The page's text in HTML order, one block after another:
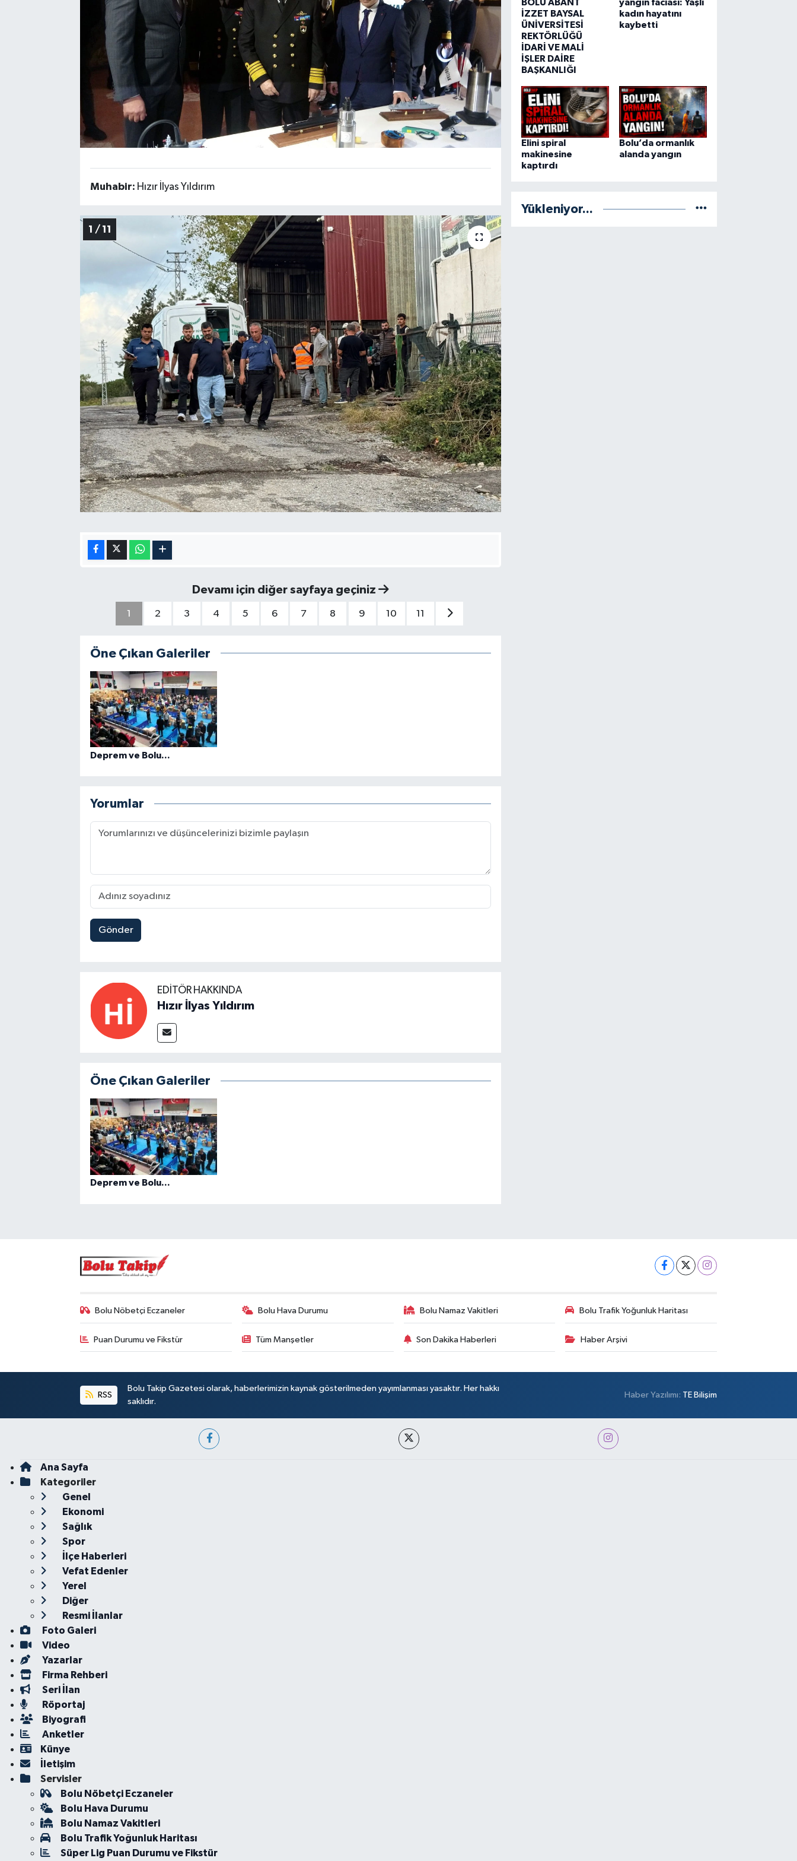
Muhabir: Hızır İlyas Yıldırım
1 / 11
Devamı için diğer sayfaya geçiniz
1 2 3 4 5 6 7 8 9 10 11
Öne Çıkan Galeriler
Deprem ve Bolu...
Yorumlar
Gönder
EDITÖR HAKKINDA
Hızır İlyas Yıldırım
Öne Çıkan Galeriler
Deprem ve Bolu...
BOLU ABANT
İZZET BAYSAL
ÜNİVERSİTESİ
REKTÖRLÜĞÜ
İDARİ VE MALİ
İŞLER DAİRE
BAŞKANLIĞI
yangın faciası: Yaşlı
kadın hayatını
kaybetti
Elini spiral
makinesine
kaptırdı
Bolu’da ormanlık
alanda yangın
Yükleniyor...
Bolu Nöbetçi Eczaneler Bolu Hava Durumu Bolu Namaz Vakitleri Bolu Trafik Yoğunluk Haritası
Puan Durumu ve Fikstür Tüm Manşetler Son Dakika Haberleri Haber Arşivi
RSS
Bolu Takip Gazetesi olarak, haberlerimizin kaynak gösterilmeden yayımlanması yasaktır. Her hakkı
saklıdır.
Haber Yazılımı: TE Bilişim
Ana Sayfa
Kategoriler
Genel
Ekonomi
Sağlık
Spor
İlçe Haberleri
Vefat Edenler
Yerel
Diğer
Resmi İlanlar
Foto Galeri
Video
Yazarlar
Firma Rehberi
Seri İlan
Röportaj
Biyografi
Anketler
Künye
İletişim
Servisler
Bolu Nöbetçi Eczaneler
Bolu Hava Durumu
Bolu Namaz Vakitleri
Bolu Trafik Yoğunluk Haritası
Süper Lig Puan Durumu ve Fikstür